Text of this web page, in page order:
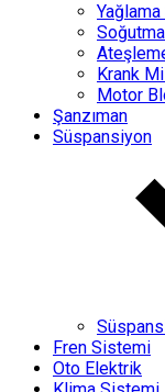
Krank
Motor
Şanzıman
Süspansiyon
Fren Sistemi
Oto Elektrik